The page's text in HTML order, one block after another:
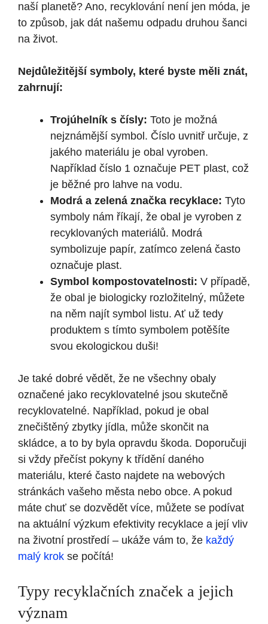
naší planetě? Ano, recyklování není jen móda, je
to způsob, jak dát našemu odpadu druhou šanci
na život.
Nejdůležitější symboly, které byste měli znát,
zahrnují:
Trojúhelník s čísly: Toto je možná
nejznámější symbol. Číslo uvnitř určuje, z
jakého materiálu je obal vyroben.
Například číslo 1 označuje PET plast, což
je běžné pro lahve na vodu.
Modrá a zelená značka recyklace: Tyto
symboly nám říkají, že obal je vyroben z
recyklovaných materiálů. Modrá
symbolizuje papír, zatímco zelená často
označuje plast.
Symbol kompostovatelnosti: V případě,
že obal je biologicky rozložitelný, můžete
na něm najít symbol listu. Ať už tedy
produktem s tímto symbolem potěšíte
svou ekologickou duši!
Je také dobré vědět, že ne všechny obaly
označené jako recyklovatelné jsou skutečně
recyklovatelné. Například, pokud je obal
znečištěný zbytky jídla, může skončit na
skládce, a to by byla opravdu škoda. Doporučuji
si vždy přečíst pokyny k třídění daného
materiálu, které často najdete na webových
stránkách vašeho města nebo obce. A pokud
máte chuť se dozvědět více, můžete se podívat
na aktuální výzkum efektivity recyklace a její vliv
na životní prostředí – ukáže vám to, že každý
malý krok se počítá!
Typy recyklačních značek a jejich
význam